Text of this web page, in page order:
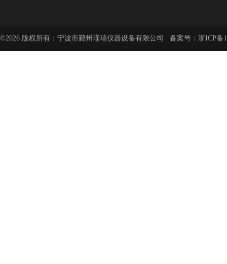
©2026 版权所有：宁波市鄞州瑾瑞仪器设备有限公司 备案号： 浙ICP备